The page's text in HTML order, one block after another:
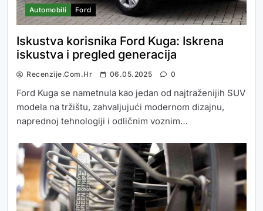
Automobili Ford
Iskustva korisnika Ford Kuga: Iskrena
iskustva i pregled generacija
Recenzije.com.hr 06.05.2025 0
Ford Kuga se nametnula kao jedan od najtraženijih SUV
modela na tržištu, zahvaljujući modernom dizajnu,
naprednoj tehnologiji i odličnim voznim…